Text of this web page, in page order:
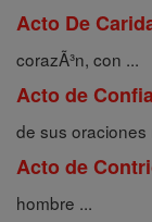
Acto De
corazÃ³n, con ...
Acto de
de sus oraciones
Acto de
hombre ...